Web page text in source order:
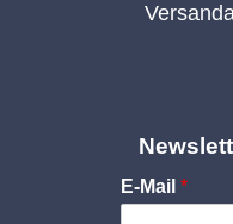
E-Mail *